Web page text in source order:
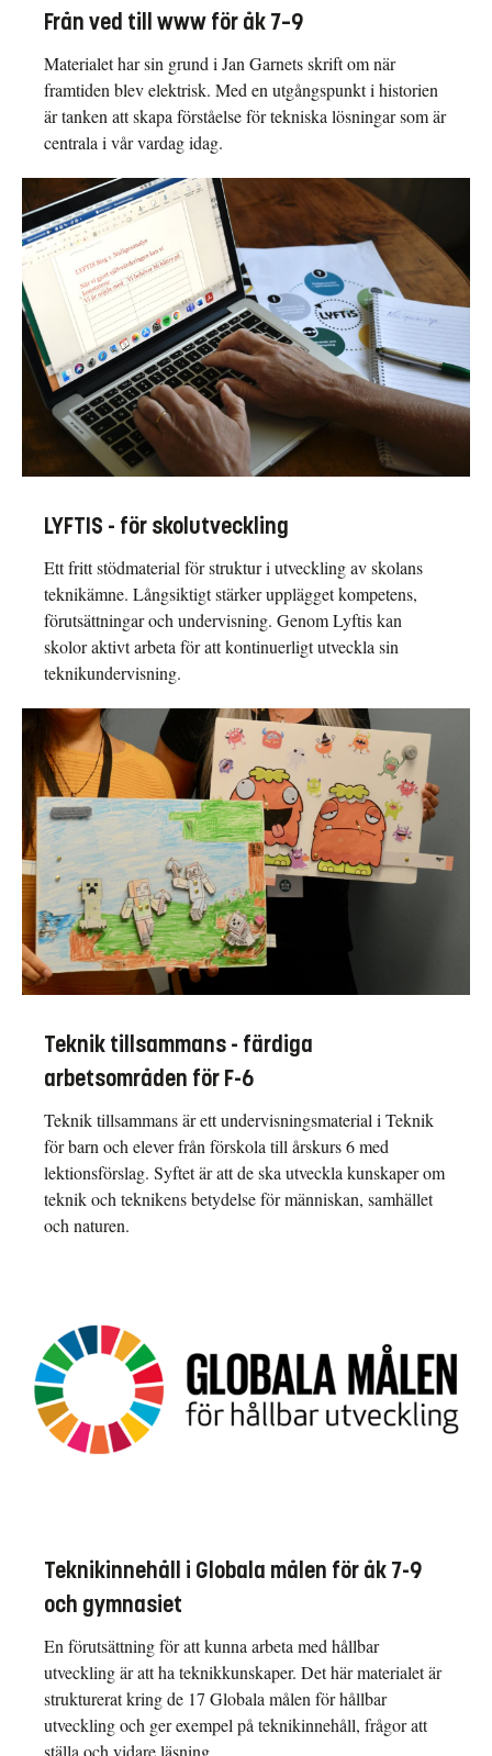
Från ved till www för åk 7–9
Materialet har sin grund i Jan Garnets skrift om när
framtiden blev elektrisk. Med en utgångspunkt i historien
är tanken att skapa förståelse för tekniska lösningar som är
centrala i vår vardag idag.
LYFTIS - för skolutveckling
Ett fritt stödmaterial för struktur i utveckling av skolans
teknikämne. Långsiktigt stärker upplägget kompetens,
förutsättningar och undervisning. Genom Lyftis kan
skolor aktivt arbeta för att kontinuerligt utveckla sin
teknikundervisning.
Teknik tillsammans - färdiga
arbetsområden för F-6
Teknik tillsammans är ett undervisningsmaterial i Teknik
för barn och elever från förskola till årskurs 6 med
lektionsförslag. Syftet är att de ska utveckla kunskaper om
teknik och teknikens betydelse för människan, samhället
och naturen.
Teknikinnehåll i Globala målen för åk 7-9
och gymnasiet
En förutsättning för att kunna arbeta med hållbar
utveckling är att ha teknikkunskaper. Det här materialet är
strukturerat kring de 17 Globala målen för hållbar
utveckling och ger exempel på teknikinnehåll, frågor att
ställa och vidare läsning.